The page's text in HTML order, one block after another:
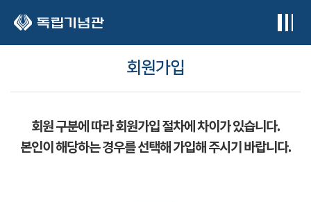
회원가입
회원 구분에 따라 회원가입 절차에 차이가 있습니다.
본인이 해당하는 경우를 선택해 가입해 주시기 바랍니다.